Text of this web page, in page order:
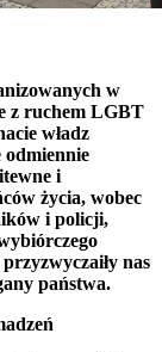
w
z ruchem LGBT
władz
i
życia, wobec
i policji,
nas
państwa.